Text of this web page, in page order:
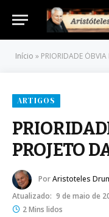
Início » PRIORIDADE
ARTIGOS
PROJETO
PorAristoteles
Atualizado: 9 de maio de
2 Mins lidos